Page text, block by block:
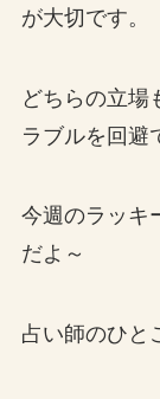
が大切です。
どちらの立場
ラブルを回避
今週のラッキ
だよ～
占い師のひと